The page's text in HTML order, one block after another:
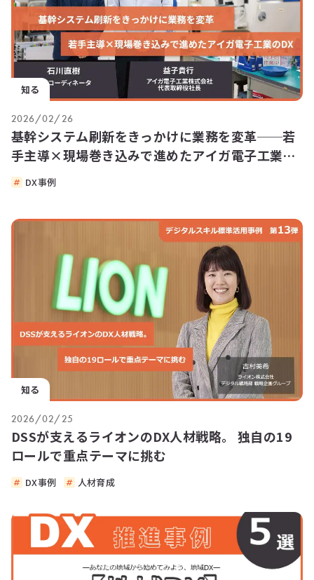
知る
2026/02/26
基幹システム刷新をきっかけに業務を変革──若
手主導×現場巻き込みで進めたアイガ電子工業の
DX DX事例
知る
2026/02/25
DSSが支えるライオンのDX人材戦略。 独自の19
ロールで重点テーマに挑む
DX事例 人材育成